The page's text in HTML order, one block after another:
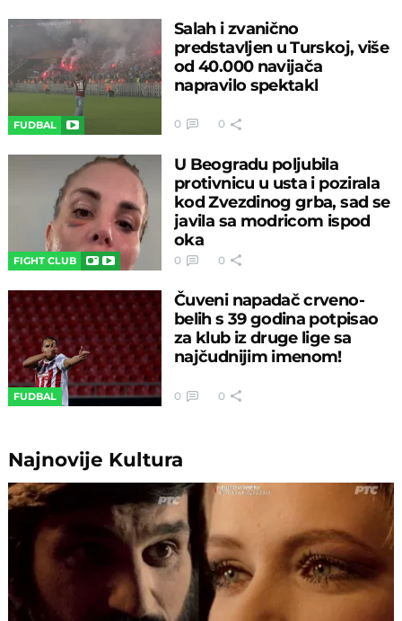
FUDBAL
Salah i zvanično
predstavljen u Turskoj, više
od 40.000 navijača
napravilo spektakl
0 0
FIGHT CLUB
U Beogradu poljubila
protivnicu u usta i pozirala
kod Zvezdinog grba, sad se
javila sa modricom ispod
oka
0 0
FUDBAL
Čuveni napadač crveno-
belih s 39 godina potpisao
za klub iz druge lige sa
najčudnijim imenom!
0 0
Najnovije Kultura